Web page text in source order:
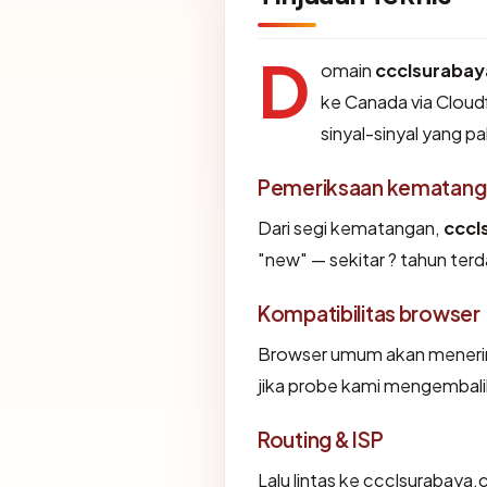
D omain
ke Canada via
sinyal-sinyal yang
Pemeriksaan
Dari segi kematangan,
"new" — sekitar ? tahun
Kompatibilitas browser
Browser umum akan
jika probe kami
Routing & ISP
Lalu lintas ke